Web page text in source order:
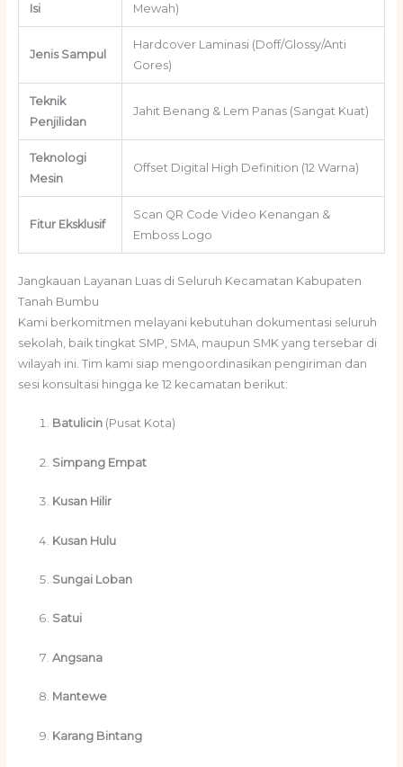
Isi
Mewah)
Jenis Sampul
Hardcover Laminasi (Doff/Glossy/Anti
Gores)
Teknik
Penjilidan
Jahit Benang & Lem Panas (Sangat Kuat)
Teknologi
Mesin
Offset Digital High Definition (12 Warna)
Fitur Eksklusif
Scan QR Code Video Kenangan &
Emboss Logo
Jangkauan Layanan Luas di Seluruh Kecamatan Kabupaten
Tanah Bumbu
Kami berkomitmen melayani kebutuhan dokumentasi seluruh
sekolah, baik tingkat SMP, SMA, maupun SMK yang tersebar di
wilayah ini. Tim kami siap mengoordinasikan pengiriman dan
sesi konsultasi hingga ke 12 kecamatan berikut:
Batulicin(Pusat Kota)
Simpang Empat
Kusan Hilir
Kusan Hulu
Sungai Loban
Satui
Angsana
Mantewe
Karang Bintang